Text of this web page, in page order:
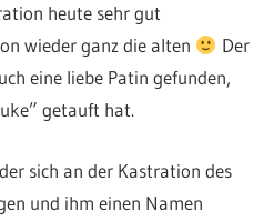
heute sehr gut
wieder ganz die alten
Der
eine liebe Patin gefunden,
getauft hat.
sich an der Kastration des
und ihm einen Namen